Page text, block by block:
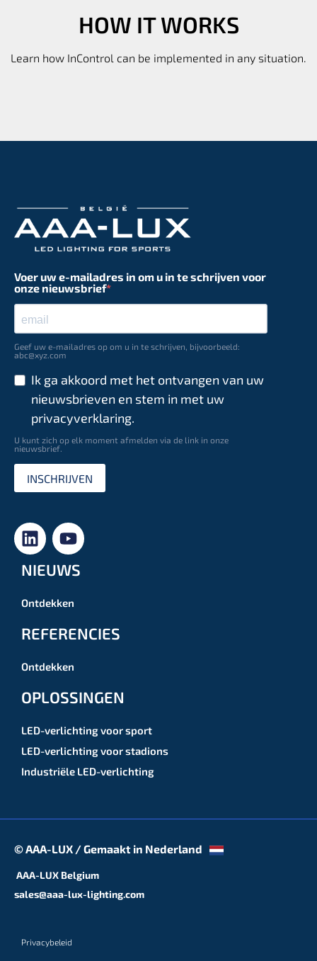
HOW IT WORKS
Learn how InControl can be implemented in any situation.
Voer uw e-mailadres in om u in te schrijven voor
onze nieuwsbrief
Geef uw e-mailadres op om u in te schrijven, bijvoorbeeld:
abc@xyz.com
Ik ga akkoord met het ontvangen van uw
nieuwsbrieven en stem in met uw
privacyverklaring.
U kunt zich op elk moment afmelden via de link in onze
nieuwsbrief.
INSCHRIJVEN
NIEUWS
Ontdekken
REFERENCIES
Ontdekken
OPLOSSINGEN
LED-verlichting voor sport
LED-verlichting voor stadions
Industriële LED-verlichting
© AAA-LUX / Gemaakt in Nederland
AAA-LUX Belgium
sales@aaa-lux-lighting.com
Privacybeleid